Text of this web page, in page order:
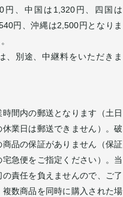
円、中国は1,320円、四国は
円、沖縄は2,500円となりま
、別途、中継料をいただきま
間内の郵送となります（土日
業日は郵送できません）。破
品の保証がありません（保証
急便をご指定ください）。当
責任を負えませんので、ご了
数商品を同時に購入された場